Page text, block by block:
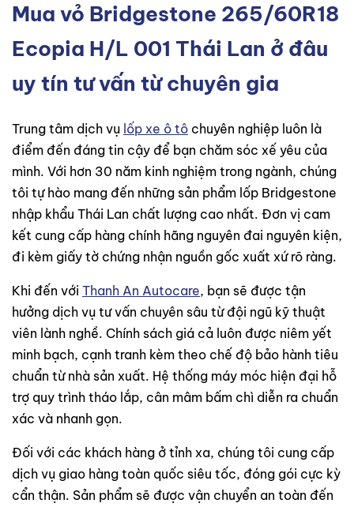
Mua vỏ Bridgestone 265/60R18
Ecopia H/L 001 Thái Lan ở đâu
uy tín tư vấn từ chuyên gia
Trung tâm dịch vụ lốp xe ô tô chuyên nghiệp luôn là
điểm đến đáng tin cậy để bạn chăm sóc xế yêu của
mình. Với hơn 30 năm kinh nghiệm trong ngành, chúng
tôi tự hào mang đến những sản phẩm lốp Bridgestone
nhập khẩu Thái Lan chất lượng cao nhất. Đơn vị cam
kết cung cấp hàng chính hãng nguyên đai nguyên kiện,
đi kèm giấy tờ chứng nhận nguồn gốc xuất xứ rõ ràng.
Khi đến với Thanh An Autocare, bạn sẽ được tận
hưởng dịch vụ tư vấn chuyên sâu từ đội ngũ kỹ thuật
viên lành nghề. Chính sách giá cả luôn được niêm yết
minh bạch, cạnh tranh kèm theo chế độ bảo hành tiêu
chuẩn từ nhà sản xuất. Hệ thống máy móc hiện đại hỗ
trợ quy trình tháo lắp, cân mâm bấm chì diễn ra chuẩn
xác và nhanh gọn.
Đối với các khách hàng ở tỉnh xa, chúng tôi cung cấp
dịch vụ giao hàng toàn quốc siêu tốc, đóng gói cực kỳ
cẩn thận. Sản phẩm sẽ được vận chuyển an toàn đến